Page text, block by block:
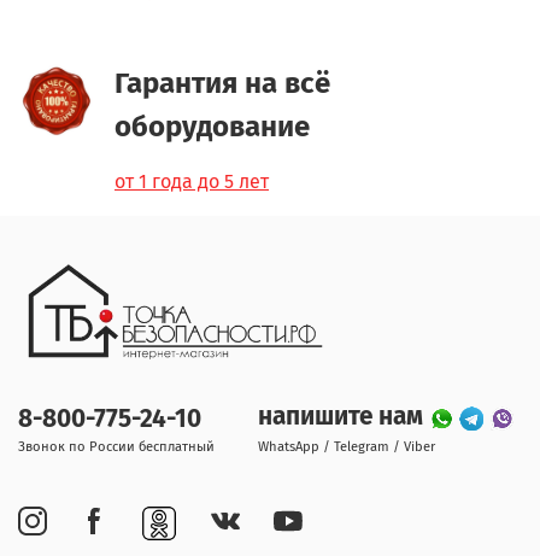
Гарантия на всё
оборудование
от 1 года до 5 лет
8-800-775-24-10
Звонок по России бесплатный
напишите нам
WhatsApp / Telegram / Viber